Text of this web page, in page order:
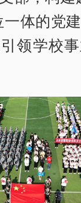
体的党
领学校